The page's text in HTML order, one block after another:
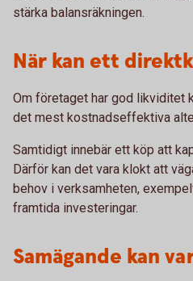
stärka balansräkningen.
När kan ett
Om företaget har god likviditet
det mest kostnadseffektiva
Samtidigt innebär ett köp att
Därför kan det vara klokt att
behov i verksamheten,
framtida investeringar.
Samägande kan